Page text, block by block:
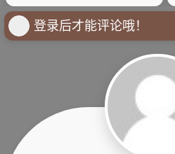
登录后才能评论哦！